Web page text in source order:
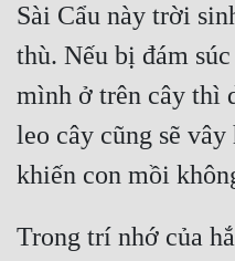
Sài Cẩu này trời
thù. Nếu bị đám
mình ở trên cây thì
leo cây cũng sẽ
Trong trí nhớ của